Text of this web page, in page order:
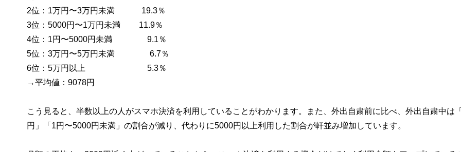
2位：1万円〜3万円未満 19.3％
3位：5000円〜1万円未満 11.9％
4位：1円〜5000円未満 9.1％
5位：3万円〜5万円未満 6.7％
6位：5万円以上 5.3％
→平均値：9078円
こう見ると、半数以上の人がスマホ決済を利用していることがわかります。また、外出自粛前に比べ、外出自粛中は
円」「1円〜5000円未満」の割合が減り、代わりに5000円以上利用した割合が軒並み増加しています。